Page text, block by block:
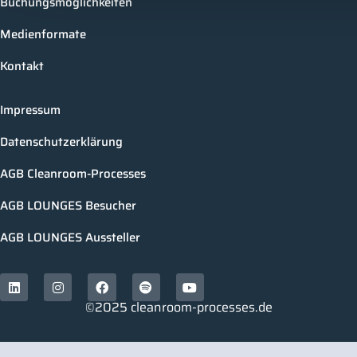
Medienformate
Kontakt
Impressum
Datenschutzerklärung
AGB Cleanroom-Processes
AGB LOUNGES Besucher
AGB LOUNGES Aussteller
©2025 cleanroom-processes.de